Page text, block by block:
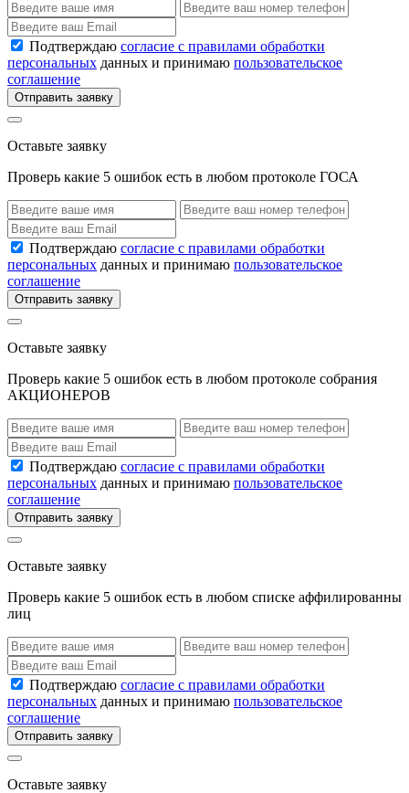
Подтверждаю согласие с правилами обработки
персональных данных и принимаю пользовательское
соглашение
Отправить заявку
Оставьте заявку
Проверь какие 5 ошибок есть в любом протоколе ГОСА
Подтверждаю согласие с правилами обработки
персональных данных и принимаю пользовательское
соглашение
Отправить заявку
Оставьте заявку
Проверь какие 5 ошибок есть в любом протоколе собрания
АКЦИОНЕРОВ
Подтверждаю согласие с правилами обработки
персональных данных и принимаю пользовательское
соглашение
Отправить заявку
Оставьте заявку
Проверь какие 5 ошибок есть в любом списке аффилированны
лиц
Подтверждаю согласие с правилами обработки
персональных данных и принимаю пользовательское
соглашение
Отправить заявку
Оставьте заявку